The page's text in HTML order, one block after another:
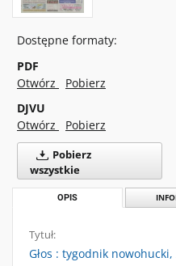
Dostępne formaty:
PDF
Otwórz
Pobierz
DJVU
Otwórz
Pobierz
Pobierz
wszystkie
OPIS
Tytuł:
Głos : tygodnik